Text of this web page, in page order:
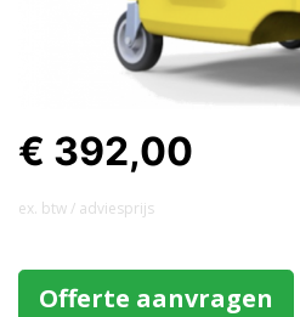
€ 392,00
ex. btw / adviesprijs
Offerte aanvragen